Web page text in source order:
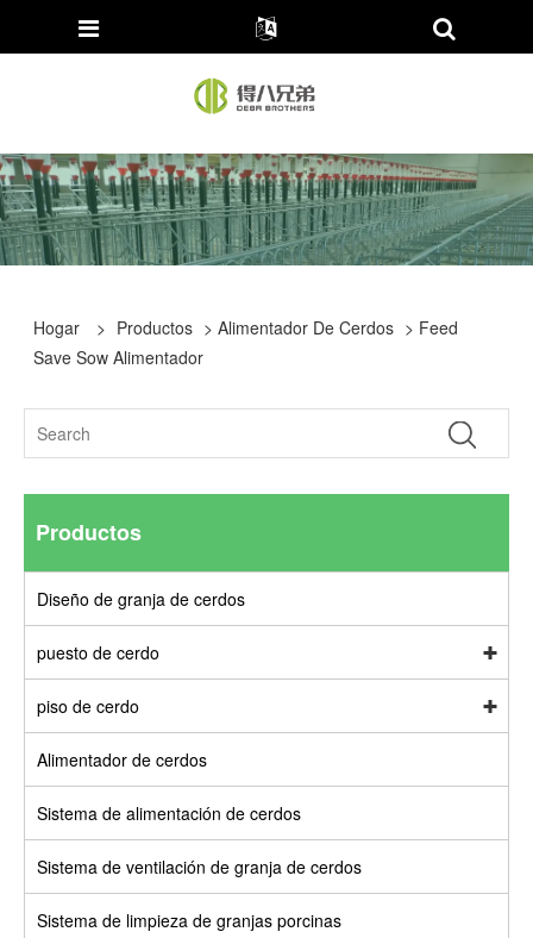
Hogar > Productos >Alimentador De Cerdos > Feed
Save Sow Alimentador
Productos
Diseño de granja de cerdos
puesto de cerdo
piso de cerdo
Alimentador de cerdos
Sistema de alimentación de cerdos
Sistema de ventilación de granja de cerdos
Sistema de limpieza de granjas porcinas